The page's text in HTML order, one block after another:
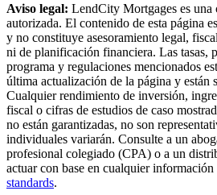
Aviso legal: LendCity Mortgages es una
autorizada. El contenido de esta página
y no constituye asesoramiento legal,
ni de planificación financiera. Las tasas,
programa y regulaciones mencionados
última actualización de la página y están
Cualquier rendimiento de inversión,
fiscal o cifras de estudios de caso
no están garantizadas, no son
individuales variarán. Consulte a un
profesional colegiado (CPA) o a un
actuar con base en cualquier información
standards.